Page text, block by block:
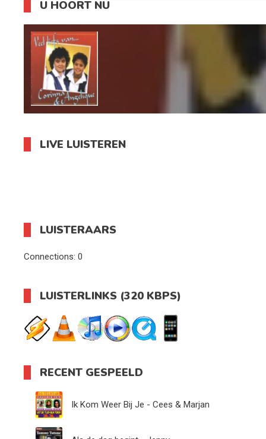
U HOORT NU
LIVE LUISTEREN
LUISTERAARS
Connections: 0
LUISTERLINKS (320 KBPS)
RECENT GESPEELD
Ik Kom Weer Bij Je - Cees & Marjan